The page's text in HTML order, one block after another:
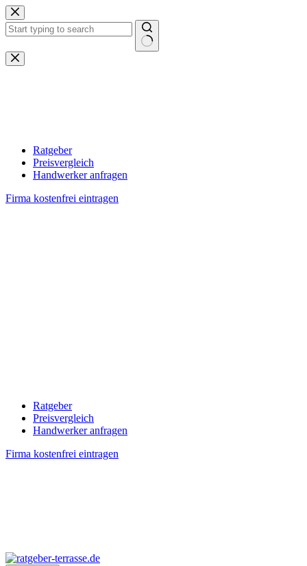
Zum
Inhalt
springen
Keine
Ergebnisse
Ratgeber
Preisvergleich
Handwerker anfragen
Firma kostenfrei eintragen
Ratgeber
Preisvergleich
Handwerker anfragen
Firma kostenfrei eintragen